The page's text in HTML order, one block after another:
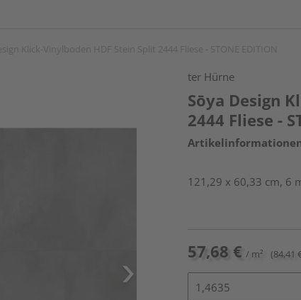
ter Hürne
Sōya Design
2444 Fliese -
121,29 x 60,33 cm, 6
57,68 € / m² (84,41